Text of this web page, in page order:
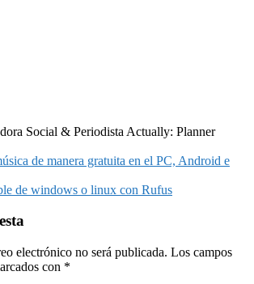
Social & Periodista Actually: Planner
de manera gratuita en el PC, Android e
de windows o linux con Rufus
electrónico no será publicada. Los campos
con *